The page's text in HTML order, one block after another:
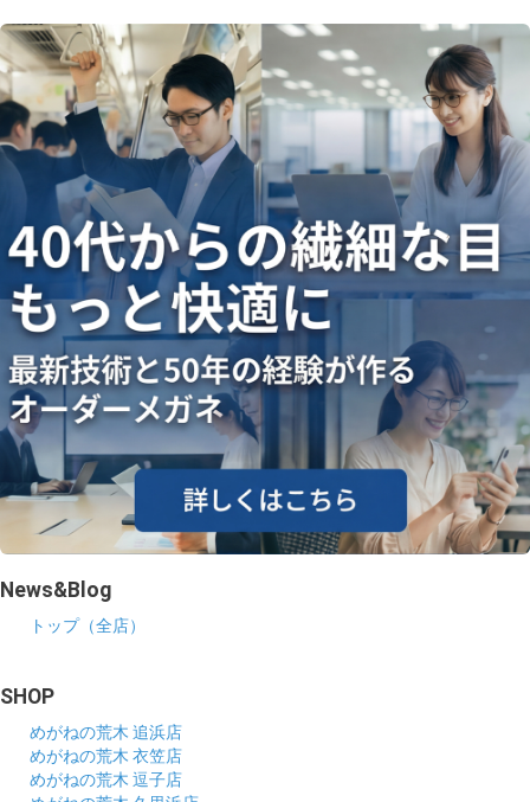
News&Blog
トップ（全店）
SHOP
めがねの荒木 追浜店
めがねの荒木 衣笠店
めがねの荒木 逗子店